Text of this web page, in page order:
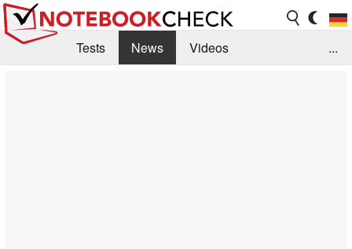
Tests News
Videos
...